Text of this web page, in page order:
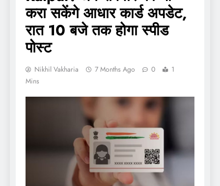
करा सकेंगे आधार कार्ड अपडेट,
रात 10 बजे तक होगा स्पीड
पोस्ट
Nikhil Vakharia 7 Months Ago 0
1
Mins